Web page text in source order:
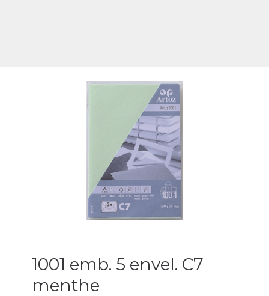
1001 emb. 5 envel. C7
menthe